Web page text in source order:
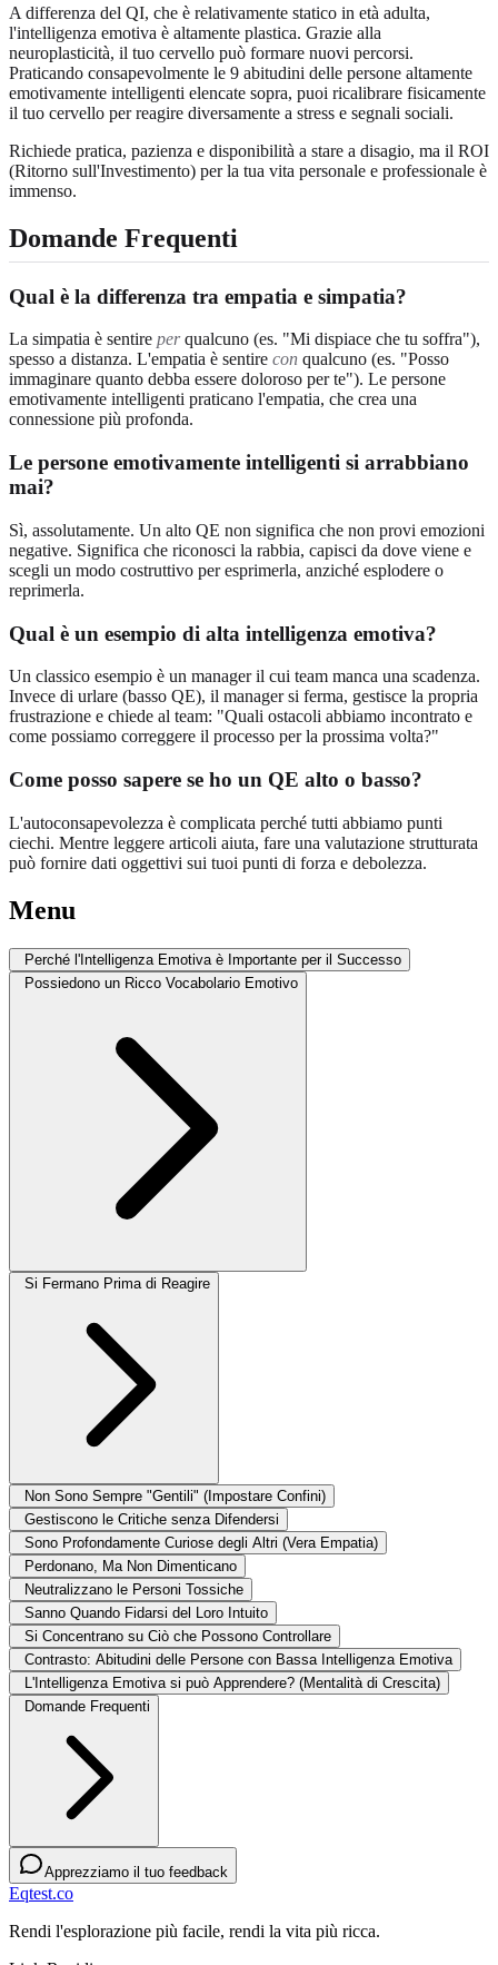
A differenza del QI, che è relativamente statico in età adulta,
l'intelligenza emotiva è altamente plastica. Grazie alla
neuroplasticità, il tuo cervello può formare nuovi percorsi.
Praticando consapevolmente le 9 abitudini delle persone altamente
emotivamente intelligenti elencate sopra, puoi ricalibrare fisicamente
il tuo cervello per reagire diversamente a stress e segnali sociali.
Richiede pratica, pazienza e disponibilità a stare a disagio, ma il ROI
(Ritorno sull'Investimento) per la tua vita personale e professionale è
immenso.
Domande Frequenti
Qual è la differenza tra empatia e simpatia?
La simpatia è sentire perqualcuno (es. "Mi dispiace che tu soffra"),
spesso a distanza. L'empatia è sentire con qualcuno (es. "Posso
immaginare quanto debba essere doloroso per te"). Le persone
emotivamente intelligenti praticano l'empatia, che crea una
connessione più profonda.
Le persone emotivamente intelligenti si arrabbiano
mai?
Sì, assolutamente. Un alto QE non significa che non provi emozioni
negative. Significa che riconosci la rabbia, capisci da dove viene e
scegli un modo costruttivo per esprimerla, anziché esplodere o
reprimerla.
Qual è un esempio di alta intelligenza emotiva?
Un classico esempio è un manager il cui team manca una scadenza.
Invece di urlare (basso QE), il manager si ferma, gestisce la propria
frustrazione e chiede al team: "Quali ostacoli abbiamo incontrato e
come possiamo correggere il processo per la prossima volta?"
Come posso sapere se ho un QE alto o basso?
L'autoconsapevolezza è complicata perché tutti abbiamo punti
ciechi. Mentre leggere articoli aiuta, fare una valutazione strutturata
può fornire dati oggettivi sui tuoi punti di forza e debolezza.
Menu
Perché l'Intelligenza Emotiva è Importante per il Successo
Possiedono un Ricco Vocabolario Emotivo
Si Fermano Prima di Reagire
Non Sono Sempre "Gentili" (Impostare Confini)
Gestiscono le Critiche senza Difendersi
Sono Profondamente Curiose degli Altri (Vera Empatia)
Perdonano, Ma Non Dimenticano
Neutralizzano le Personi Tossiche
Sanno Quando Fidarsi del Loro Intuito
Si Concentrano su Ciò che Possono Controllare
Contrasto: Abitudini delle Persone con Bassa Intelligenza Emotiva
L'Intelligenza Emotiva si può Apprendere? (Mentalità di Crescita)
Domande Frequenti
Apprezziamo il tuo feedback
Eqtest.co
Rendi l'esplorazione più facile, rendi la vita più ricca.